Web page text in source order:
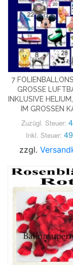
7
GROSSE
NKLUSIVE HELIUM,
M GROSSEN
Zuzügl. Steuer:
Inkl. Steuer:
zzgl.